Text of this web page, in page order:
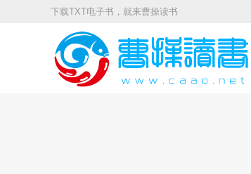
下载TXT电子书，就来曹操读书